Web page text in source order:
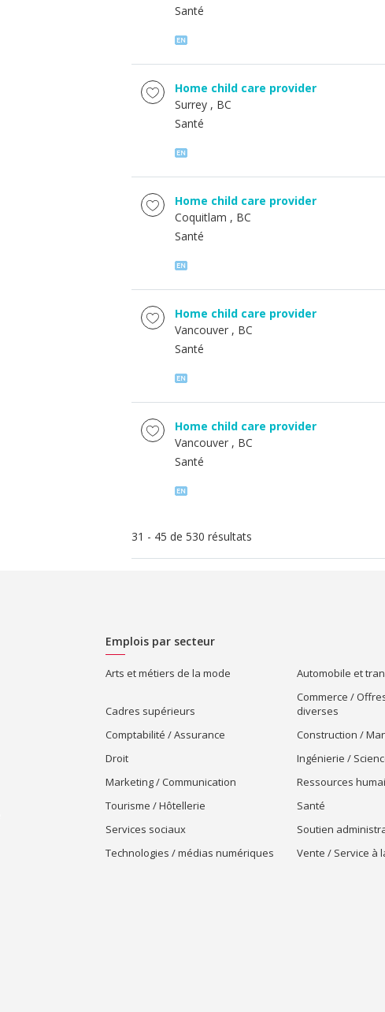
Santé
Home child care provider
Surrey , BC
Santé
Home child care provider
Coquitlam , BC
Santé
Home child care provider
Vancouver , BC
Santé
Home child care provider
Vancouver , BC
Santé
31 - 45 de 530 résultats
Emplois par secteur
Arts et métiers de la mode Automobile et
Cadres supérieurs
Commerce /
diverses
Comptabilité / Assurance
Construction /
Droit
Ingénierie /
Marketing / Communication
Ressources
Tourisme / Hôtellerie
Santé
Services sociaux
Soutien
Technologies / médias numériques
Vente / Service à